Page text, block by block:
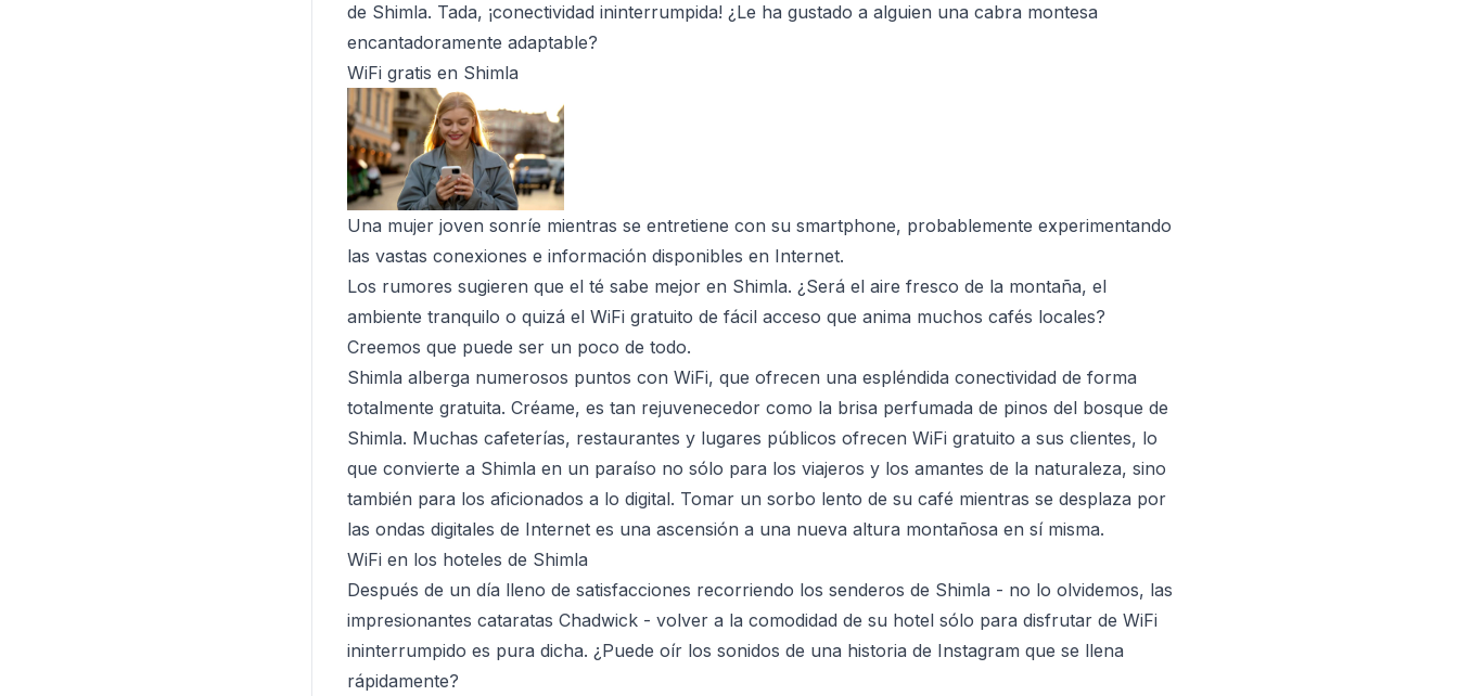
de Shimla. Tada, ¡conectividad ininterrumpida! ¿Le ha gustado a alguien una cabra montesa
encantadoramente adaptable?
WiFi gratis en Shimla
Una mujer joven sonríe mientras se entretiene con su smartphone, probablemente experimentando
las vastas conexiones e información disponibles en Internet.
Los rumores sugieren que el té sabe mejor en Shimla. ¿Será el aire fresco de la montaña, el
ambiente tranquilo o quizá el WiFi gratuito de fácil acceso que anima muchos cafés locales?
Creemos que puede ser un poco de todo.
Shimla alberga numerosos puntos con WiFi, que ofrecen una espléndida conectividad de forma
totalmente gratuita. Créame, es tan rejuvenecedor como la brisa perfumada de pinos del bosque de
Shimla. Muchas cafeterías, restaurantes y lugares públicos ofrecen WiFi gratuito a sus clientes, lo
que convierte a Shimla en un paraíso no sólo para los viajeros y los amantes de la naturaleza, sino
también para los aficionados a lo digital. Tomar un sorbo lento de su café mientras se desplaza por
las ondas digitales de Internet es una ascensión a una nueva altura montañosa en sí misma.
WiFi en los hoteles de Shimla
Después de un día lleno de satisfacciones recorriendo los senderos de Shimla - no lo olvidemos, las
impresionantes cataratas Chadwick - volver a la comodidad de su hotel sólo para disfrutar de WiFi
ininterrumpido es pura dicha. ¿Puede oír los sonidos de una historia de Instagram que se llena
rápidamente?